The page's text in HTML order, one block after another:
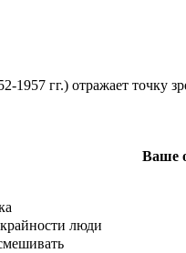
гг.) отражает точку
Ваше
люди